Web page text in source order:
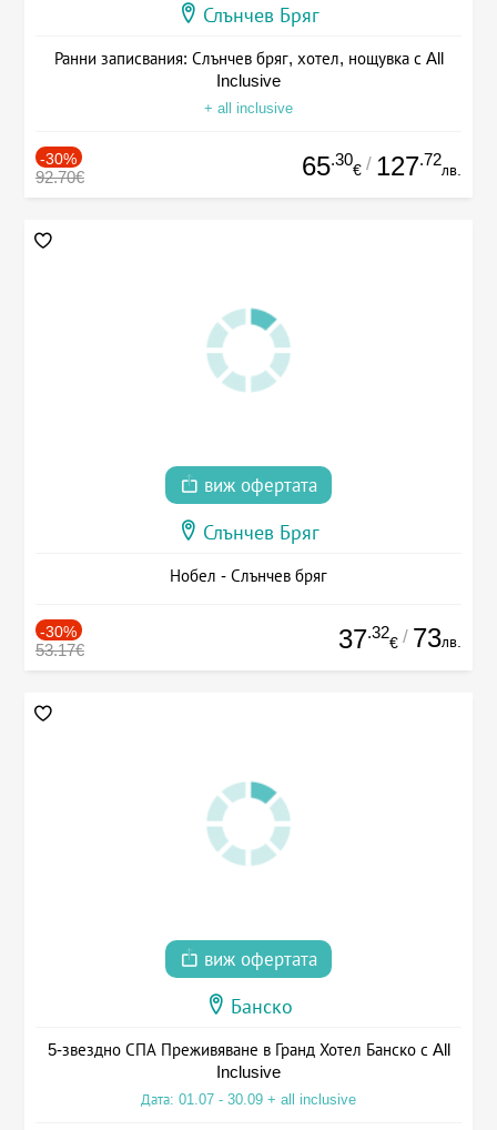
Слънчев Бряг
Ранни записвания: Слънчев бряг, хотел, нощувка с All
Inclusive
+ all inclusive
-30%
92.70€ 65.30
€ / 127.72
лв.
виж офертата
Слънчев Бряг
Нобел - Слънчев бряг
-30%
53.17€ 37.32
€ / 73лв.
виж офертата
Банско
5-звездно СПА Преживяване в Гранд Хотел Банско с All
Inclusive
Дата: 01.07 - 30.09 + all inclusive